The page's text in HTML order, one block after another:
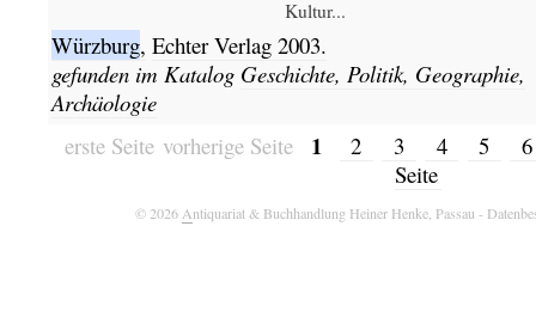
Kultur...
Würzburg, Echter Verlag 2003.
gefunden im Katalog Geschichte, Politik, Geographie,
Archäologie
erste Seite vorherige Seite 1 2 3 4 5
Seite
© 2026 Antiquariat & Buchhandlung Heiner Henke, Passau -